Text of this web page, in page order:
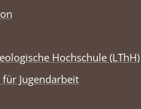
Hochschule (LThH)
Jugendarbeit